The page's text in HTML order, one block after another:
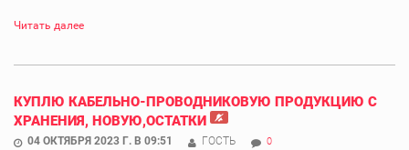
Читать далее
КУПЛЮ КАБЕЛЬНО-ПРОВОДНИКОВУЮ ПРОДУКЦИЮ С
ХРАНЕНИЯ, НОВУЮ,ОСТАТКИ
04 ОКТЯБРЯ 2023 Г. В 09:51 ГОСТЬ 0